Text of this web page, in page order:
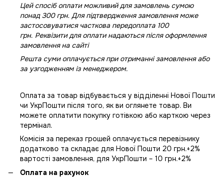
Цей спосіб оплати можливий для замовлень сумою
понад 300 грн. Для підтвердження замовлення може
застосовуватися часткова передоплата 100
грн. Реквізити для оплати надаються після оформлення
замовлення на сайті
Решта суми оплачується при отриманні замовлення або
за узгодженням із менеджером.
Оплата за товар відбувається у відділенні Нової Пошти
чи УкрПошти після того, як ви оглянете товар. Ви
можете оплатити покупку готівкою або карткою через
термінал.
Комісія за переказ грошей оплачується перевізнику
додатково та складає для Нової Пошти 20 грн.+2%
вартості замовлення, для УкрПошти – 10 грн.+2%
Оплата на рахунок